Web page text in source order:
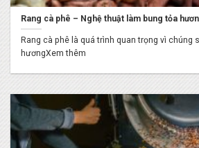
Rang cà phê – Nghệ thuật làm bung tỏa
Rang cà phê là quá trình quan trọng vì chúng
hươngXem thêm